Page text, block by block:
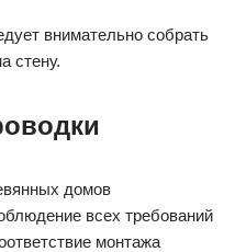
внимательно собрать
стену.
домов
всех требований
монтажа